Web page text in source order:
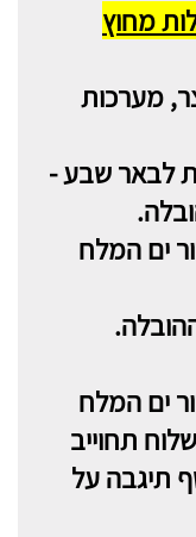
מחוץ
מערכות
לבאר שבע -
ים המלח
ים המלח
תחוייב
תיגבה על